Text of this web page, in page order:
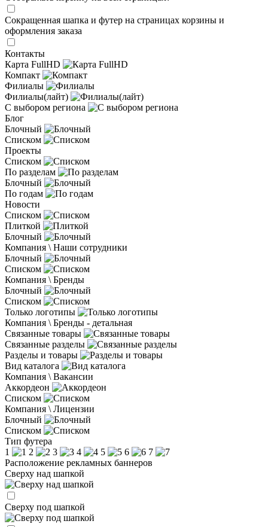
Сокращенная шапка и футер на страницах корзины и
оформления заказа
Контакты
Карта FullHD
Компакт
Филиалы
Филиалы(лайт)
С выбором региона
Блог
Блочный
Списком
Проекты
Списком
По разделам
Блочный
По годам
Новости
Списком
Плиткой
Блочный
Компания \ Наши сотрудники
Блочный
Списком
Компания \ Бренды
Блочный
Списком
Только логотипы
Компания \ Бренды - детальная
Связанные товары
Связанные разделы
Разделы и товары
Вид каталога
Компания \ Вакансии
Аккордеон
Списком
Компания \ Лицензии
Блочный
Списком
Тип футера
1
2 3 4 5 6
7
Расположение рекламных баннеров
Сверху над шапкой
Сверху под шапкой